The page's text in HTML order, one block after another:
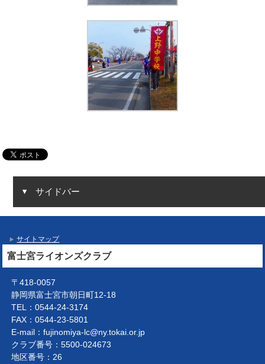
サイドバー
サイトマップ
富士宮ライオンズクラブ
〒418-0057
静岡県富士宮市朝日町12-18
TEL：0544-24-3174
FAX：0544-23-5801
E-mail：fujinomiya-lc@ny.tokai.or.jp
クラブ番号：5500-024673
地区番号：26